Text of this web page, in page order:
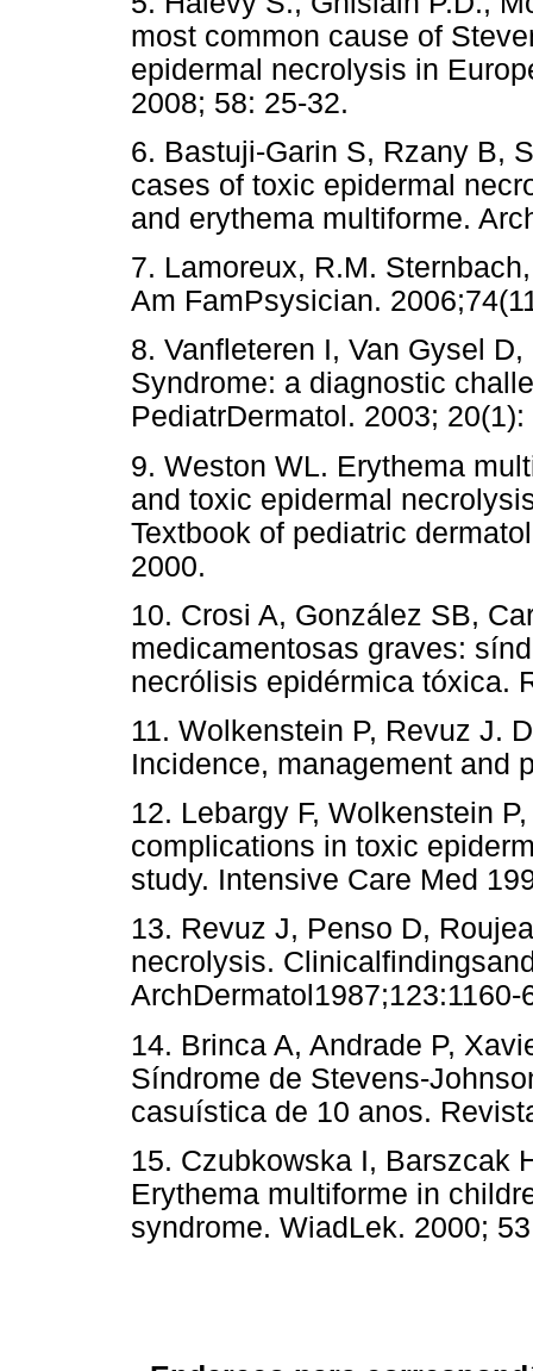
most common cause of
epidermal necrolysis in
2008; 58: 25-32.
6. Bastuji-Garin S, Rzany B,
cases of toxic epidermal
and erythema multiforme.
7. Lamoreux, R.M.
Am FamPsysician.
8. Vanfleteren I, Van Gysel
Syndrome: a diagnostic
PediatrDermatol. 2003; 20(1):
9. Weston WL. Erythema
and toxic epidermal
Textbook of pediatric
2000.
10. Crosi A, González SB,
medicamentosas graves:
necrólisis epidérmica tóxica.
11. Wolkenstein P, Revuz J.
Incidence, management and
12. Lebargy F, Wolkenstein
complications in toxic
study. Intensive Care Med
13. Revuz J, Penso D,
necrolysis.
ArchDermatol1987;123:1160-
14. Brinca A, Andrade P,
Síndrome de Stevens-
casuística de 10 anos.
15. Czubkowska I, Barszcak
Erythema multiforme in
syndrome. WiadLek. 2000;